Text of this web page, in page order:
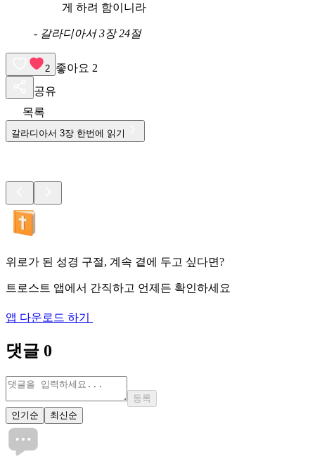
게 하려 함이니라
- 갈라디아서 3장 24절
2 좋아요 2
공유
목록
갈라디아서 3장 한번에 읽기
위로가 된 성경 구절, 계속 곁에 두고 싶다면?
트로스트 앱에서 간직하고 언제든 확인하세요
앱 다운로드 하기
댓글 0
등록
인기순
최신순